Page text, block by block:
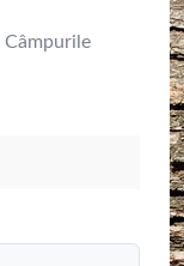
Câmpurile